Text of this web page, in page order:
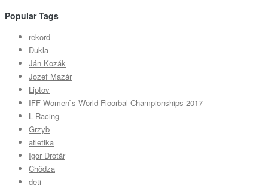
Popular Tags
rekord
Dukla
Ján Kozák
Jozef Mazár
Liptov
IFF Women`s World Floorbal Championships 2017
L Racing
Grzyb
atletika
Igor Drotár
Chôdza
deti